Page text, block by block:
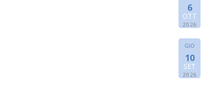
6
OTT
2026
GIO
10
SET
2026